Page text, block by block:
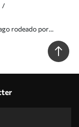
rodeado por
erva seca Nr.